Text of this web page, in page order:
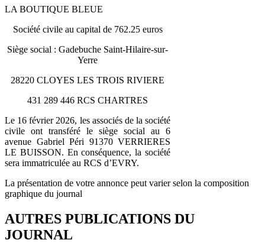
LA BOUTIQUE BLEUE
Société civile au capital de 762.25 euros
Siège social : Gadebuche Saint-Hilaire-sur-
Yerre
28220 CLOYES LES TROIS RIVIERE
431 289 446 RCS CHARTRES
Le 16 février 2026, les associés de la société
civile ont transféré le siège social au 6
avenue Gabriel Péri 91370 VERRIERES
LE BUISSON. En conséquence, la société
sera immatriculée au RCS d’EVRY.
La présentation de votre annonce peut varier selon la composition
graphique du journal
AUTRES PUBLICATIONS DU
JOURNAL